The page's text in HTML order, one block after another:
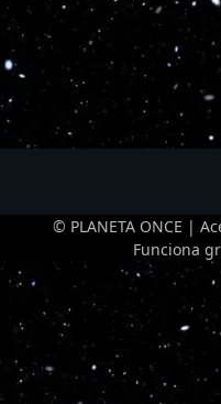
© PLANETA ONCE |
Funciona